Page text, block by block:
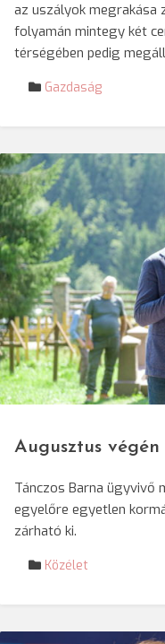
az uszályok megrakása
folyamán mintegy két
térségében pedig
Gazdaság
Augusztus
Tánczos Barna ügyvivő
egyelőre egyetlen
zárható ki.
Közélet